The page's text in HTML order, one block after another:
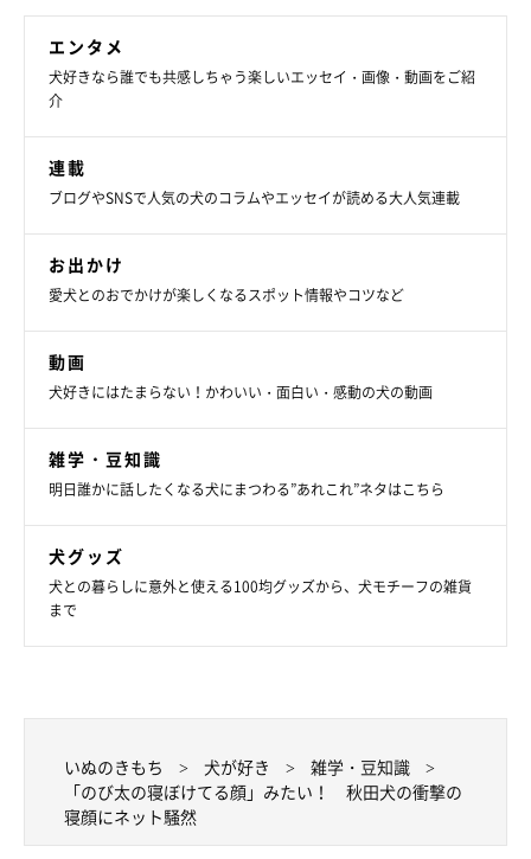
エンタメ
犬好きなら誰でも共感しちゃう楽しいエッセイ・画像・動画をご紹
介
連載
ブログやSNSで人気の犬のコラムやエッセイが読める大人気連載
お出かけ
愛犬とのおでかけが楽しくなるスポット情報やコツなど
動画
犬好きにはたまらない！かわいい・面白い・感動の犬の動画
雑学・豆知識
明日誰かに話したくなる犬にまつわる”あれこれ”ネタはこちら
犬グッズ
犬との暮らしに意外と使える100均グッズから、犬モチーフの雑貨
まで
いぬのきもち 犬が好き
雑学・豆知識
「のび太の寝ぼけてる顔」みたい！ 秋田犬の衝撃の
寝顔にネット騒然